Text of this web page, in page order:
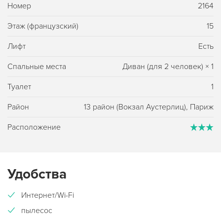
Номер 2164
Этаж (французский) 15
Лифт Есть
Спальные места Диван (для 2 человек) × 1
Туалет 1
Район 13 район (Вокзал Аустерлиц), Париж
Расположение
Удобства
Интернет/Wi-Fi
пылесос